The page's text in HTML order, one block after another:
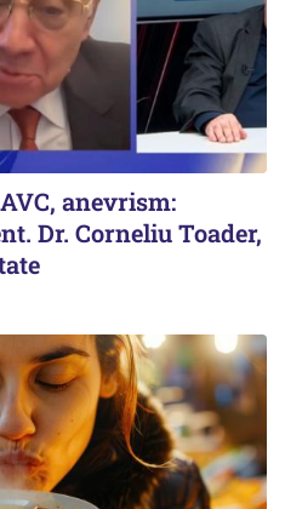
anevrism:
Dr. Corneliu Toader,